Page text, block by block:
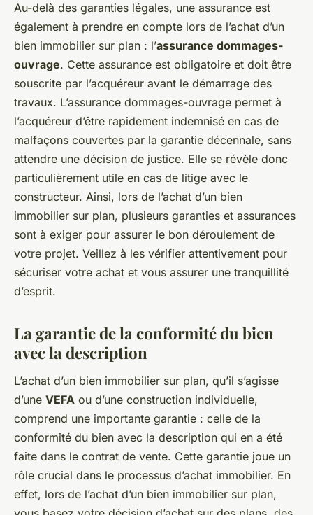
Au-delà des garanties légales, une assurance est
également à prendre en compte lors de l’achat d’un
bien immobilier sur plan : l’assurance dommages-
ouvrage. Cette assurance est obligatoire et doit être
souscrite par l’acquéreur avant le démarrage des
travaux. L’assurance dommages-ouvrage permet à
l’acquéreur d’être rapidement indemnisé en cas de
malfaçons couvertes par la garantie décennale, sans
attendre une décision de justice. Elle se révèle donc
particulièrement utile en cas de litige avec le
constructeur. Ainsi, lors de l’achat d’un bien
immobilier sur plan, plusieurs garanties et assurances
sont à exiger pour assurer le bon déroulement de
votre projet. Veillez à les vérifier attentivement pour
sécuriser votre achat et vous assurer une tranquillité
d’esprit.
La garantie de la conformité du bien
avec la description
L’achat d’un bien immobilier sur plan, qu’il s’agisse
d’une VEFA ou d’une construction individuelle,
comprend une importante garantie : celle de la
conformité du bien avec la description qui en a été
faite dans le contrat de vente. Cette garantie joue un
rôle crucial dans le processus d’achat immobilier. En
effet, lors de l’achat d’un bien immobilier sur plan,